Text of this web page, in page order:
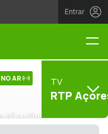
Entrar
NO AR TV
RTP